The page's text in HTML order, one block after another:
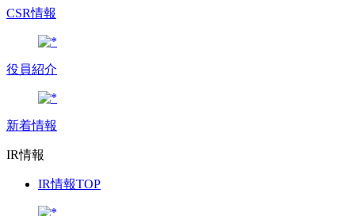
CSR情報
役員紹介
新着情報
IR情報
IR情報TOP